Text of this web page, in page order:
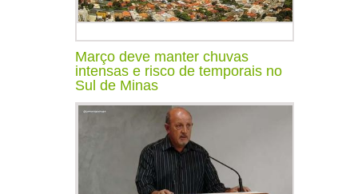
Março deve manter chuvas
intensas e risco de temporais no
Sul de Minas